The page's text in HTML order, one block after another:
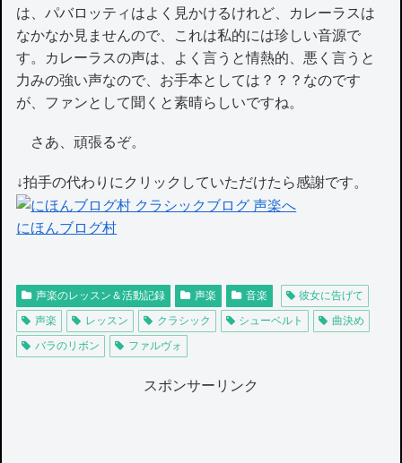
は、パバロッティはよく見かけるけれど、カレーラスは
なかなか見ませんので、これは私的には珍しい音源で
す。カレーラスの声は、よく言うと情熱的、悪く言うと
力みの強い声なので、お手本としては？？？なのです
が、ファンとして聞くと素晴らしいですね。
さあ、頑張るぞ。
↓拍手の代わりにクリックしていただけたら感謝です。
にほんブログ村
声楽のレッスン＆活動記録 声楽 音楽
彼女に告げて
声楽
レッスン クラシック シューベルト
曲決め
バラのリボン
ファルヴォ
スポンサーリンク